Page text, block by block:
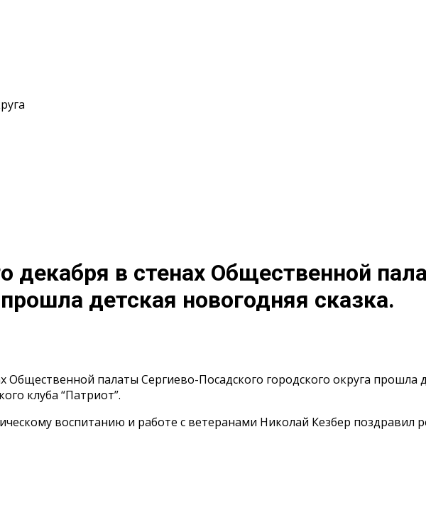
декабря в стенах Общественной
детская новогодняя сказка.
Общественной палаты Сергиево-Посадского городского округа прошла
клуба “Патриот”.
воспитанию и работе с ветеранами Николай Кезбер